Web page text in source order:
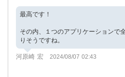
最高です！
その内、１つのアプリケーションで
りそうですね。
河原崎 宏 2024/08/07 02:43